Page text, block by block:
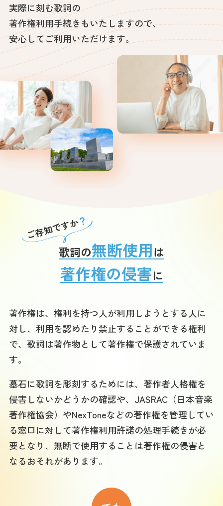
実際に刻む歌詞の
著作権利用手続きもいたしますので、
安心してご利用いただけます。
ご存知ですか？
歌詞の無断使用は
著作権の侵害に
著作権は、権利を持つ人が利用しようとする人に
対し、利用を認めたり禁止することができる権利
で、歌詞は著作物として著作権で保護されていま
す。
墓石に歌詞を彫刻するためには、著作者人格権を
侵害しないかどうかの確認や、JASRAC（日本音楽
著作権協会）やNexToneなどの著作権を管理してい
る窓口に対して著作権利用許諾の処理手続きが必
要となり、無断で使用することは著作権の侵害と
なるおそれがあります。